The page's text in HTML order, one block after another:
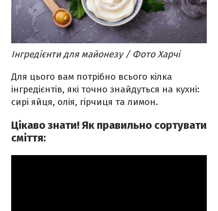
Інгредієнти для майонезу / Фото Харчі
Для цього вам потрібно всього кілка
інгредієнтів, які точно знайдуться на кухні:
сирі яйця, олія, гірчиця та лимон.
Цікаво знати! Як правильно сортувати
сміття: